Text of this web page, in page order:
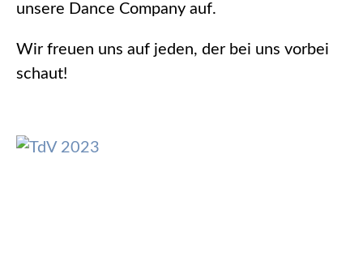
unsere Dance Company auf.
Wir freuen uns auf jeden, der bei uns vorbei
schaut!